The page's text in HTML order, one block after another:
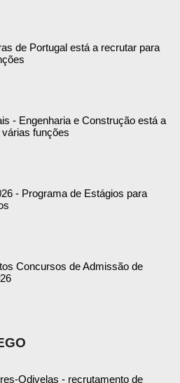
de Portugal está a recrutar para
- Engenharia e Construção está a
funções
- Programa de Estágios para
Concursos de Admissão de
Odivelas - recrutamento de